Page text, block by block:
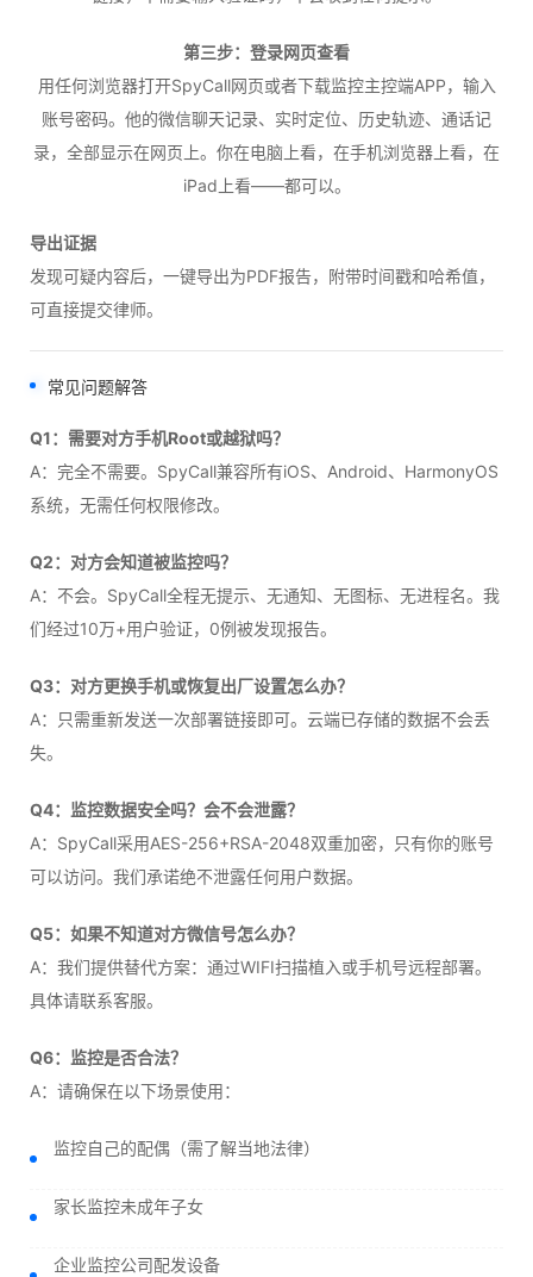
第三步：登录网页查看
用任何浏览器打开SpyCall网页或者下载监控主控端APP，输入
账号密码。他的微信聊天记录、实时定位、历史轨迹、通话记
录，全部显示在网页上。你在电脑上看，在手机浏览器上看，在
iPad上看——都可以。
导出证据
发现可疑内容后，一键导出为PDF报告，附带时间戳和哈希值，
可直接提交律师。
常见问题解答
Q1：需要对方手机Root或越狱吗？
A：完全不需要。SpyCall兼容所有iOS、Android、HarmonyOS
系统，无需任何权限修改。
Q2：对方会知道被监控吗？
A：不会。SpyCall全程无提示、无通知、无图标、无进程名。我
们经过10万+用户验证，0例被发现报告。
Q3：对方更换手机或恢复出厂设置怎么办？
A：只需重新发送一次部署链接即可。云端已存储的数据不会丢
失。
Q4：监控数据安全吗？会不会泄露？
A：SpyCall采用AES-256+RSA-2048双重加密，只有你的账号
可以访问。我们承诺绝不泄露任何用户数据。
Q5：如果不知道对方微信号怎么办？
A：我们提供替代方案：通过WIFI扫描植入或手机号远程部署。
具体请联系客服。
Q6：监控是否合法？
A：请确保在以下场景使用：
监控自己的配偶（需了解当地法律）
家长监控未成年子女
企业监控公司配发设备